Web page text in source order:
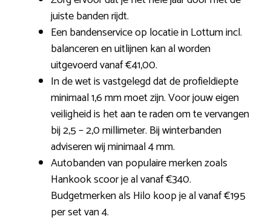
juiste banden rijdt.
Een bandenservice op locatie in Lottum incl.
balanceren en uitlijnen kan al worden
uitgevoerd vanaf €41,00.
In de wet is vastgelegd dat de profieldiepte
minimaal 1,6 mm moet zijn. Voor jouw eigen
veiligheid is het aan te raden om te vervangen
bij 2,5 – 2,0 millimeter. Bij winterbanden
adviseren wij minimaal 4 mm.
Autobanden van populaire merken zoals
Hankook scoor je al vanaf €340.
Budgetmerken als Hilo koop je al vanaf €195
per set van 4.